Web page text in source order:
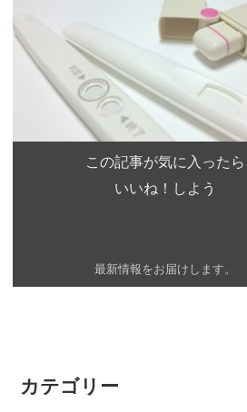
この記事が気に入ったら
いいね！しよう
最新情報をお届けします。
カテゴリー